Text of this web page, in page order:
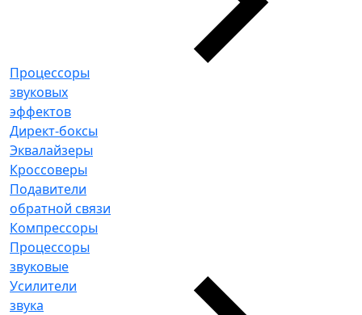
Процессоры
звуковых
эффектов
Директ-боксы
Эквалайзеры
Кроссоверы
Подавители
обратной связи
Компрессоры
Процессоры
звуковые
Усилители
звука